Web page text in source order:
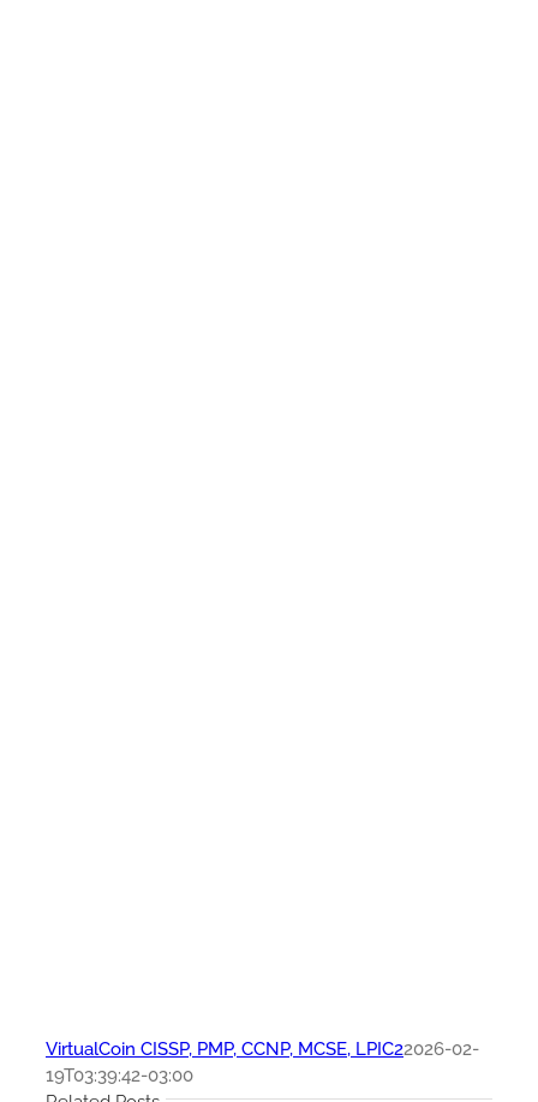
VirtualCoin CISSP, PMP, CCNP, MCSE, LPIC22026-02-
19T03:39:42-03:00